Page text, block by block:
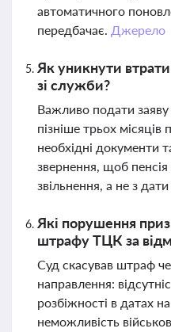
автоматичного
передбачає. Джерело
Як уникнути втрати
зі служби?
Важливо подати
пізніше трьох місяців
необхідні документи
звернення, щоб
звільнення, а не з
Які порушення
штрафу ТЦК за
Суд скасував штраф
направлення:
розбіжності в датах
неможливість